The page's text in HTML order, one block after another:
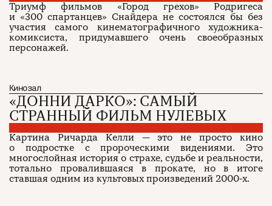
Триумф фильмов «Город грехов» Родригеса
и «300 спартанцев» Снайдера не состоялся бы без
участия самого кинематографичного художника-
комиксиста, придумавшего очень своеобразных
персонажей.
Кинозал
«ДОННИ ДАРКО»: САМЫЙ
СТРАННЫЙ ФИЛЬМ НУЛЕВЫХ
Картина Ричарда Келли — это не просто кино
о подростке с пророческими видениями. Это
многослойная история о страхе, судьбе и реальности,
тотально провалившаяся в прокате, но в итоге
ставшая одним из культовых произведений 2000-х.